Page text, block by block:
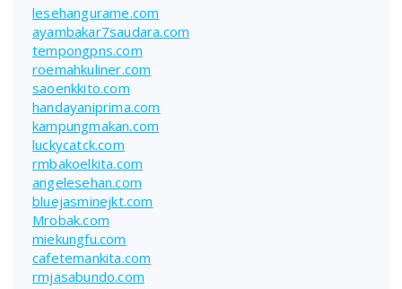
lesehangurame.com
ayambakar7saudara.com
tempongpns.com
roemahkuliner.com
saoenkkito.com
handayaniprima.com
kampungmakan.com
luckycatck.com
rmbakoelkita.com
angelesehan.com
bluejasminejkt.com
Mrobak.com
miekungfu.com
cafetemankita.com
rmjasabundo.com